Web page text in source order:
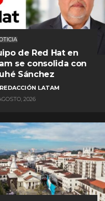
de Red Hat en
se consolida con
Sánchez
REDACCIÓN LATAM
2026